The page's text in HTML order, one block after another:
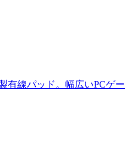
有線パッド。幅広いPCゲー